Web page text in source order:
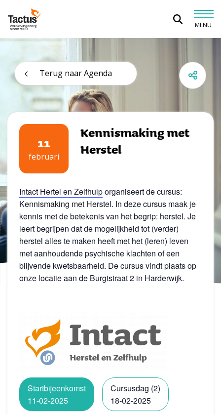
Spring naar content
Tactus Verslavingszorg
MENU
Terug naar Agenda
11
februari
Kennismaking met
Herstel
Intact Hertel en Zelfhulporganiseert de cursus:
Kennismaking met Herstel. In deze cursus maak je
kennis met de betekenis van het begrip: herstel. Je
leert begrijpen dat de mogelijkheid tot (verder)
herstel alles te maken heeft met het (leren) leven
met aanhoudende psychische klachten of een
blijvende kwetsbaarheid. De cursus vindt plaats op
onze locatie aan de Burgtstraat 2 in Harderwijk.
Startbijeenkomst
11-02-2025
Cursusdag (2)
18-02-2025